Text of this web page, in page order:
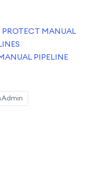
MANUAL
PIPELINE